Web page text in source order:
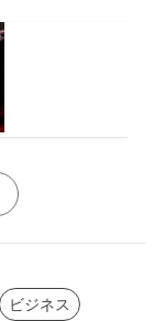
ビジネス